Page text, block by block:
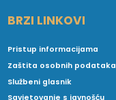
BRZI LINKOVI
Pristup informacijama
Zaštita osobnih podataka
Službeni glasnik
Savjetovanje s javnošću